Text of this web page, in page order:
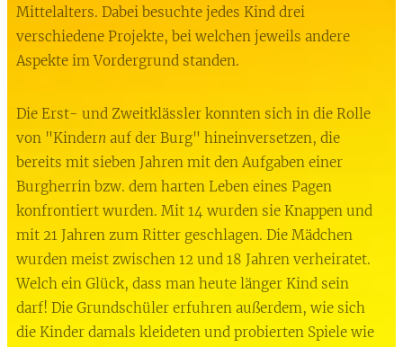
Mittelalters. Dabei besuchte jedes Kind drei
verschiedene Projekte, bei welchen jeweils andere
Aspekte im Vordergrund standen.
Die Erst- und Zweitklässler konnten sich in die Rolle
von "Kindern auf der Burg" hineinversetzen, die
bereits mit sieben Jahren mit den Aufgaben einer
Burgherrin bzw. dem harten Leben eines Pagen
konfrontiert wurden. Mit 14 wurden sie Knappen und
mit 21 Jahren zum Ritter geschlagen. Die Mädchen
wurden meist zwischen 12 und 18 Jahren verheiratet.
Welch ein Glück, dass man heute länger Kind sein
darf! Die Grundschüler erfuhren außerdem, wie sich
die Kinder damals kleideten und probierten Spiele wie